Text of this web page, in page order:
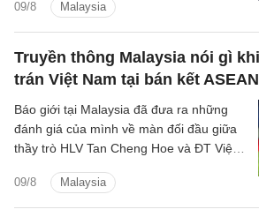
09/8 Malaysia
Việt Nam.
Truyền thông Malaysia nói gì
trán Việt Nam tại bán kết
09/8 Malaysia
Báo giới tại Malaysia đã đưa ra những
đánh giá của mình về màn đối đầu giữa
thầy trò HLV Tan Cheng Hoe và ĐT Việt
sắp tới.